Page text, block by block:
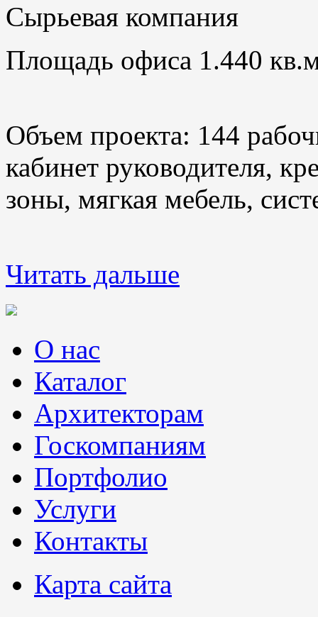
Сырьевая компания
Площадь офиса 1.440
Объем проекта: 144
кабинет руководителя,
зоны, мягкая мебель,
Читать дальше
О нас
Каталог
Архитекторам
Госкомпаниям
Портфолио
Услуги
Контакты
Карта сайта